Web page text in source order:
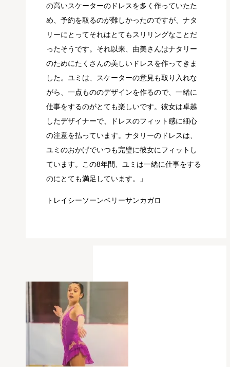
の高いスケーターのドレスを多く作っていたた
め、予約を取るのが難しかったのですが、ナタ
リーにとってそれはとてもスリリングなことだ
ったそうです。それ以来、由美さんはナタリー
のためにたくさんの美しいドレスを作ってきま
した。ユミは、スケーターの意見も取り入れな
がら、一点もののデザインを作るので、一緒に
仕事をするのがとても楽しいです。彼女は卓越
したデザイナーで、ドレスのフィット感に細心
の注意を払っています。ナタリーのドレスは、
ユミのおかげでいつも完璧に彼女にフィットし
ています。この8年間、ユミは一緒に仕事をする
のにとても満足しています。」
トレイシーソーンベリーサンカガロ